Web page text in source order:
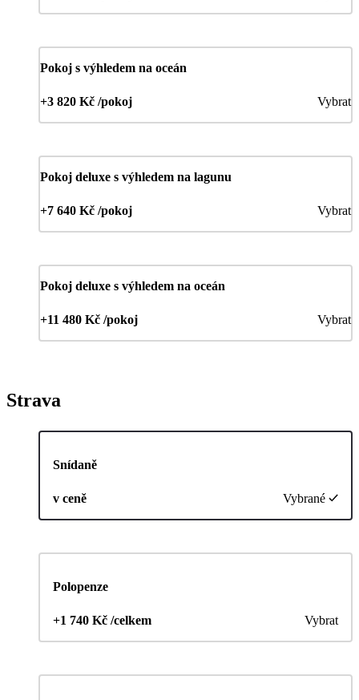
Pokoj s výhledem na oceán
+3 820 Kč /pokoj Vybrat
Pokoj deluxe s výhledem na lagunu
+7 640 Kč /pokoj Vybrat
Pokoj deluxe s výhledem na oceán
+11 480 Kč /pokoj Vybrat
Strava
Snídaně
v ceně Vybrané
Polopenze
+1 740 Kč /celkem Vybrat